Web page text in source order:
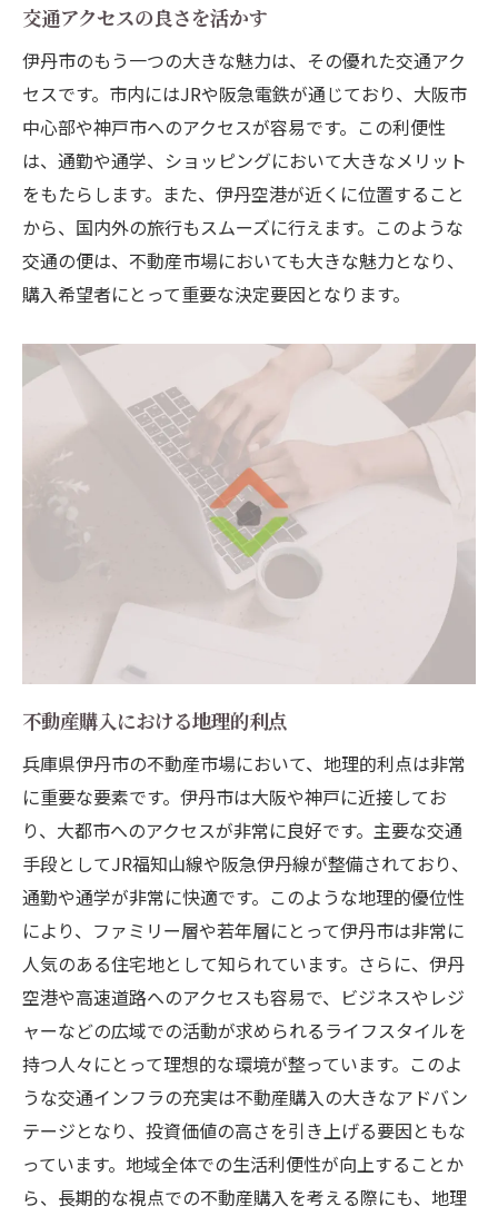
交通アクセスの良さを活かす
伊丹市のもう一つの大きな魅力は、その優れた交通アク
セスです。市内にはJRや阪急電鉄が通じており、大阪市
中心部や神戸市へのアクセスが容易です。この利便性
は、通勤や通学、ショッピングにおいて大きなメリット
をもたらします。また、伊丹空港が近くに位置すること
から、国内外の旅行もスムーズに行えます。このような
交通の便は、不動産市場においても大きな魅力となり、
購入希望者にとって重要な決定要因となります。
不動産購入における地理的利点
兵庫県伊丹市の不動産市場において、地理的利点は非常
に重要な要素です。伊丹市は大阪や神戸に近接してお
り、大都市へのアクセスが非常に良好です。主要な交通
手段としてJR福知山線や阪急伊丹線が整備されており、
通勤や通学が非常に快適です。このような地理的優位性
により、ファミリー層や若年層にとって伊丹市は非常に
人気のある住宅地として知られています。さらに、伊丹
空港や高速道路へのアクセスも容易で、ビジネスやレジ
ャーなどの広域での活動が求められるライフスタイルを
持つ人々にとって理想的な環境が整っています。このよ
うな交通インフラの充実は不動産購入の大きなアドバン
テージとなり、投資価値の高さを引き上げる要因ともな
っています。地域全体での生活利便性が向上することか
ら、長期的な視点での不動産購入を考える際にも、地理